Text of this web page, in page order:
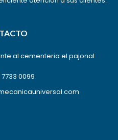
al cementerio el pajonal
7733 0099